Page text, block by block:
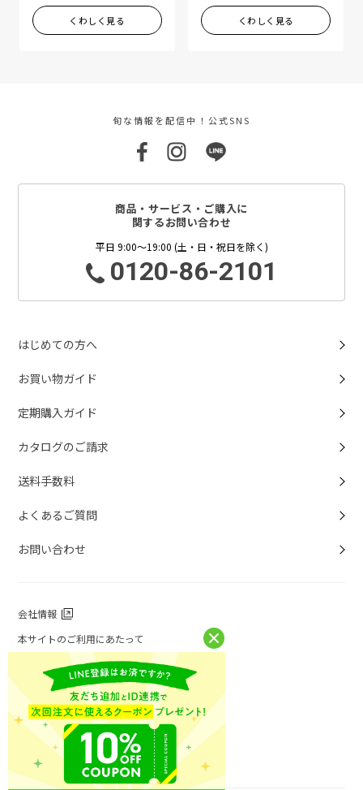
くわしく見る くわしく見る
旬な情報を配信中！公式SNS
商品・サービス・ご購入に
関するお問い合わせ
平日 9:00～19:00 (土・日・祝日を除く)
0120-86-2101
はじめての方へ
お買い物ガイド
定期購入ガイド
カタログのご請求
送料手数料
よくあるご質問
お問い合わせ
会社情報
本サイトのご利用にあたって
個人情報保護方針
個人情報取扱について
特定商取引法に基づく表記
お問い合わせ
ニチレイフーズ公式ホームページ